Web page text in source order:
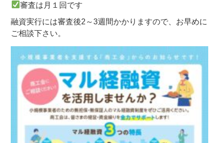
審査は月１回です
融資実行には審査後2～3週間かかりますので、お早めに
ご相談下さい。